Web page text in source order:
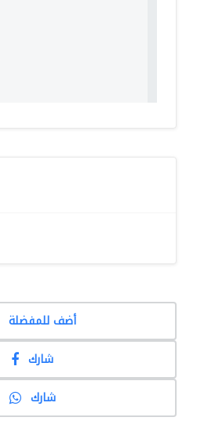
أضف للمفضلة
شارك
شارك